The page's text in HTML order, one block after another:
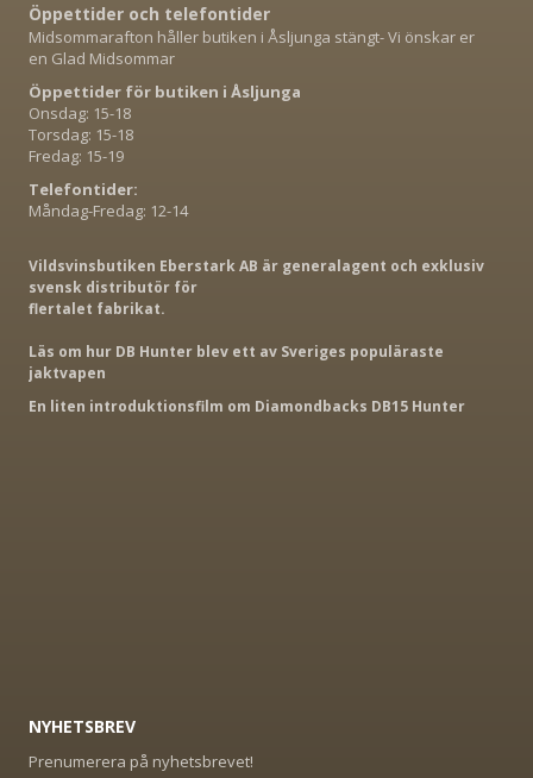
Öppettider och telefontider
Midsommarafton håller butiken i Åsljunga stängt- Vi önskar er
en Glad Midsommar
Öppettider för butiken i Åsljunga
Onsdag: 15-18
Torsdag: 15-18
Fredag: 15-19
Telefontider:
Måndag-Fredag: 12-14
Vildsvinsbutiken Eberstark AB är generalagent och exklusiv
svensk distributör för
flertalet fabrikat.
Läs om hur DB Hunter blev ett av Sveriges populäraste
jaktvapen
En liten introduktionsfilm om Diamondbacks DB15 Hunter
NYHETSBREV
Prenumerera på nyhetsbrevet!